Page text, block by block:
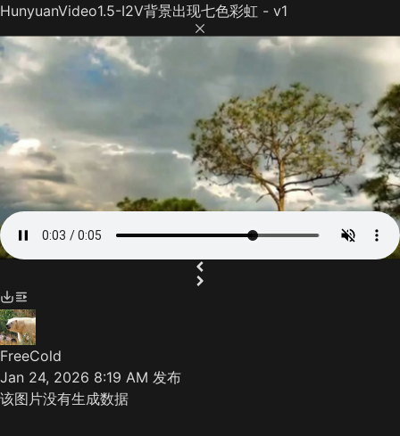
HunyuanVideo1.5-I2V背景出现七色彩虹 - v1
FreeCold
Jan 24, 2026 8:19 AM 发布
该图片没有生成数据